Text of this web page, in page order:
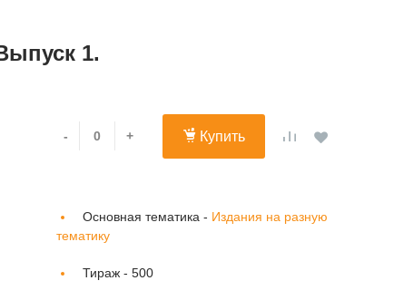
1.
- + Купить
Основная тематика - Издания на разную
тематику
Тираж - 500